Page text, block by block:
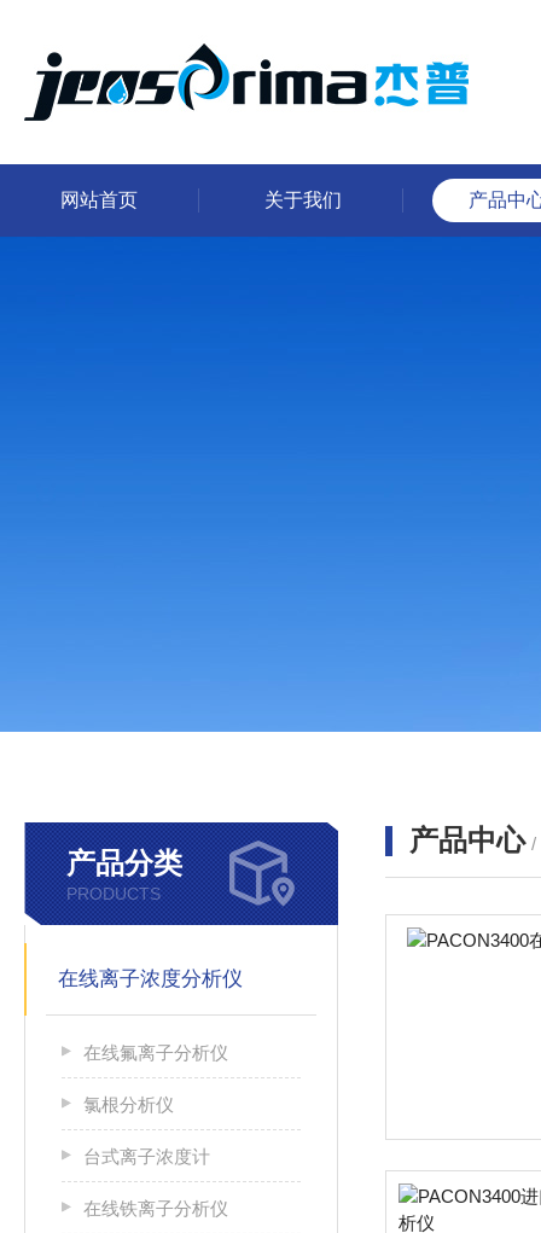
网站首页 关于我们 产品中
产品分类
PRODUCTS
在线离子浓度分析仪
在线氟离子分析仪
氯根分析仪
台式离子浓度计
在线铁离子分析仪
产品中心 /